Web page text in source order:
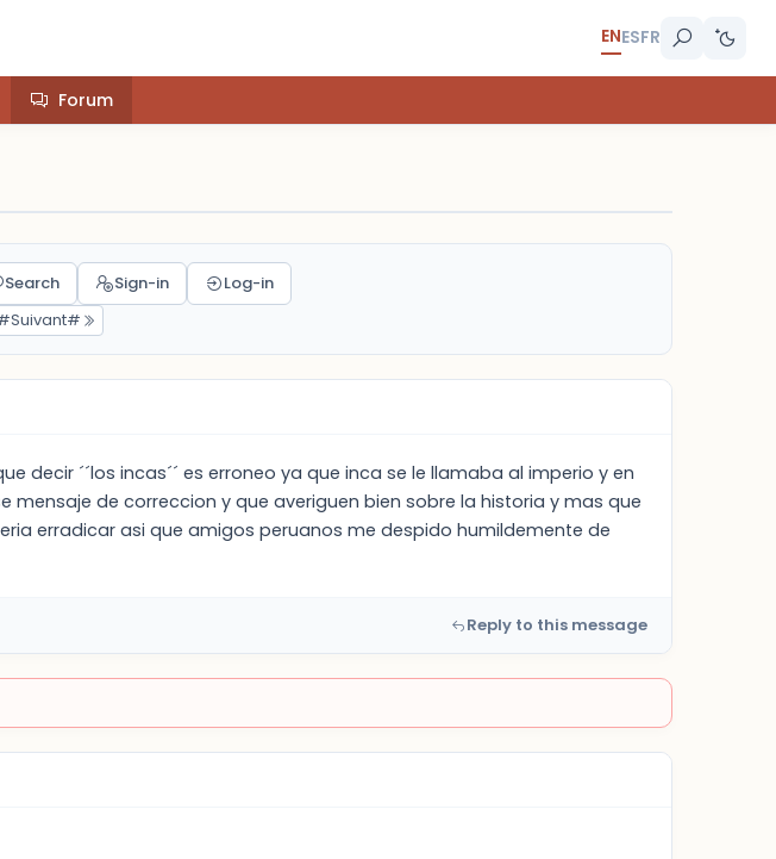
ENESFR
Forum
Search Sign-in
Log-in
decir ´´los incas´´ es erroneo ya que inca se le llamaba al imperio y en
mensaje de correccion y que averiguen bien sobre la historia y mas que
erradicar asi que amigos peruanos me despido humildemente de
Reply to this message